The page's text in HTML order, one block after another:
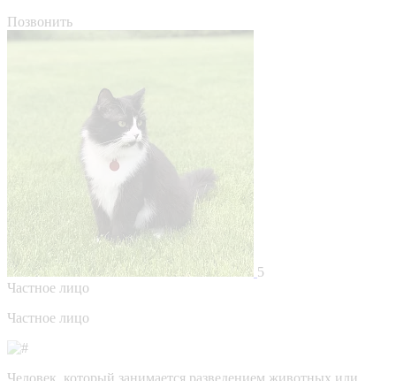
Позвонить
5
Частное лицо
Частное лицо
Человек, который занимается разведением животных или